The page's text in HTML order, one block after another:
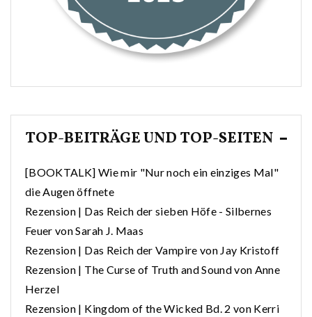
TOP-BEITRÄGE UND TOP-SEITEN
[BOOKTALK] Wie mir "Nur noch ein einziges Mal"
die Augen öffnete
Rezension | Das Reich der sieben Höfe - Silbernes
Feuer von Sarah J. Maas
Rezension | Das Reich der Vampire von Jay Kristoff
Rezension | The Curse of Truth and Sound von Anne
Herzel
Rezension | Kingdom of the Wicked Bd. 2 von Kerri